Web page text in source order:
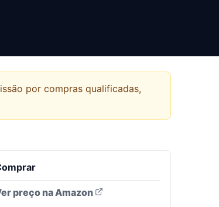
por compras qualificadas,
preço na Amazon